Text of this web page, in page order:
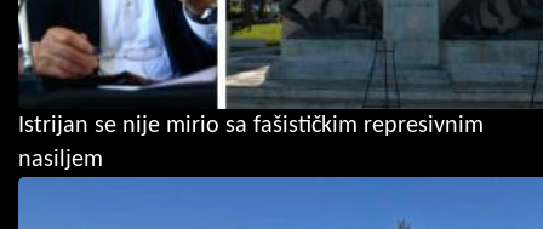
Istrijan se nije mirio sa fašističkim represivnim
nasiljem